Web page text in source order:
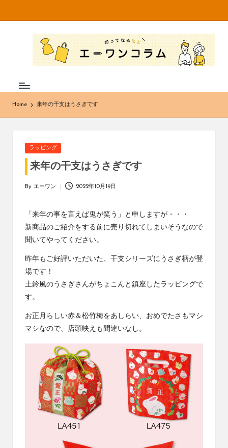
Skip
知
っ
な
る
ど
エ
ー
ン
コ
ラ
ム
不
織
布
ー
カ
卸
売
販
の
社
エ
ン
の
コ
で
す
Home 来年の干支はうさぎです
Posted
in
ラッピング
来年の干支はうさぎです
Posted
By エーワン 2022年10月19日
「来年の事を言えば鬼が笑う」と申しますが・・・
新商品のご紹介をする前に売り切れてしまいそうなので
聞いてやってください。
昨年もご好評いただいた、干支シリーズにうさぎ柄が登
場です！
土鈴風のうさぎさんがちょこんと鎮座したラッピングで
す。
お正月らしい赤＆松竹梅をあしらい、おめでたさもマシ
マシなので、店頭映えも間違いなし。